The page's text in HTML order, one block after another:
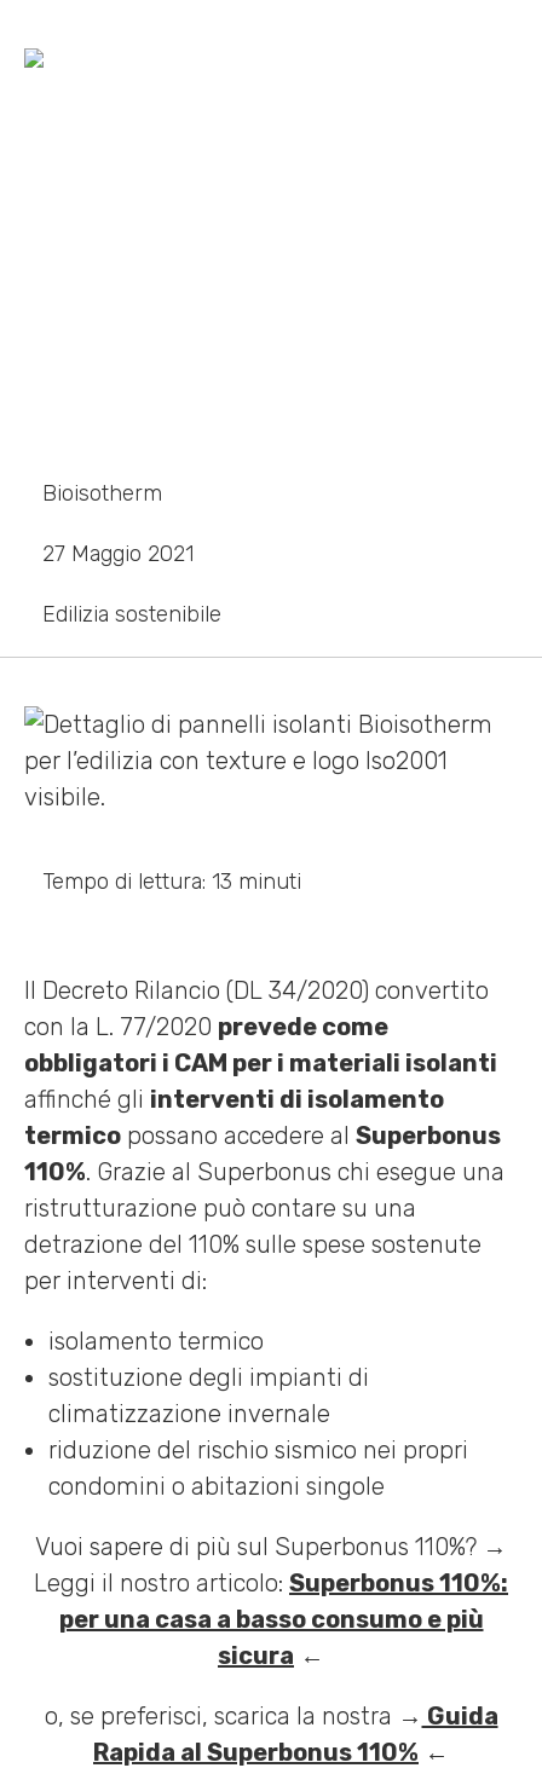
Bioisotherm
27 Maggio 2021
Edilizia sostenibile
Tempo di lettura: 13 minuti
Il Decreto Rilancio (DL 34/2020) convertito
con la L. 77/2020 prevede come
obbligatori i CAM per i materiali isolanti
affinché gli interventi di isolamento
termico possano accedere al Superbonus
110%. Grazie al Superbonus chi esegue una
ristrutturazione può contare su una
detrazione del 110% sulle spese sostenute
per interventi di:
isolamento termico
sostituzione degli impianti di
climatizzazione invernale
riduzione del rischio sismico nei propri
condomini o abitazioni singole
Vuoi sapere di più sul Superbonus 110%? →
Leggi il nostro articolo: Superbonus 110%:
per una casa a basso consumo e più
sicura ←
o, se preferisci, scarica la nostra → Guida
Rapida al Superbonus 110% ←